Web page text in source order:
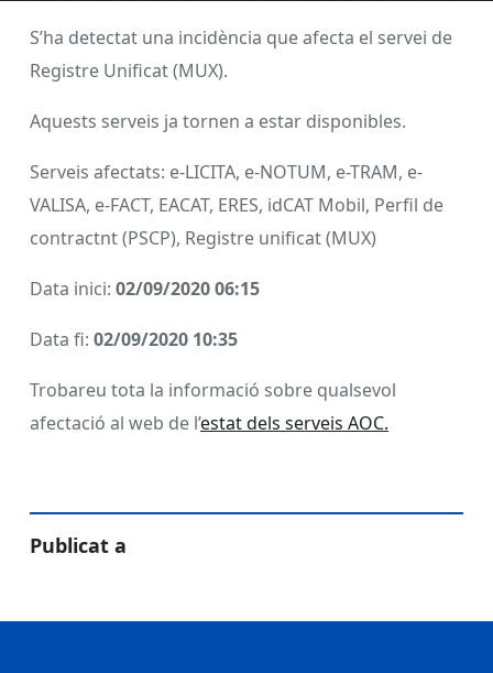
S’ha detectat una incidència que afecta el servei de
Registre Unificat (MUX).
Aquests serveis ja tornen a estar disponibles.
Serveis afectats: e-LICITA, e-NOTUM, e-TRAM, e-
VALISA, e-FACT, EACAT, ERES, idCAT Mobil, Perfil de
contractnt (PSCP), Registre unificat (MUX)
Data inici: 02/09/2020 06:15
Data fi: 02/09/2020 10:35
Trobareu tota la informació sobre qualsevol
afectació al web de l’estat dels serveis AOC.
Publicat a